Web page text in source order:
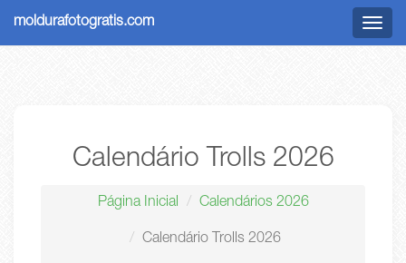
Menu
moldurafotogratis.com
Calendário Trolls 2026
Página Inicial Calendários 2026
Calendário Trolls 2026